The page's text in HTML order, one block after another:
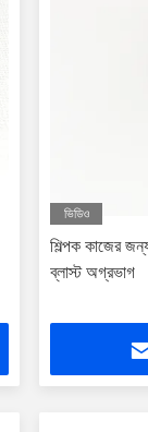
ভিডিও
শিল্পক কাজের
ব্লাস্ট অগ্রভাগ